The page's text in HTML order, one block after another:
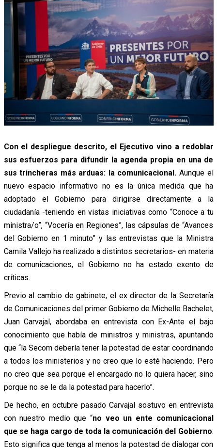
Con el despliegue descrito, el Ejecutivo vino a redoblar
sus esfuerzos para difundir la agenda propia en una de
sus trincheras más arduas: la comunicacional. Aunque el
nuevo espacio informativo no es la única medida que ha
adoptado el Gobierno para dirigirse directamente a la
ciudadanía -teniendo en vistas iniciativas como “Conoce a tu
ministra/o”, “Vocería en Regiones”, las cápsulas de “Avances
del Gobierno en 1 minuto” y las entrevistas que la Ministra
Camila Vallejo ha realizado a distintos secretarios- en materia
de comunicaciones, el Gobierno no ha estado exento de
críticas.
Previo al cambio de gabinete, el ex director de la Secretaría
de Comunicaciones del primer Gobierno de Michelle Bachelet,
Juan Carvajal, abordaba en entrevista con Ex-Ante el bajo
conocimiento que había de ministros y ministras, apuntando
que “la Secom debería tener la potestad de estar coordinando
a todos los ministerios y no creo que lo esté haciendo. Pero
no creo que sea porque el encargado no lo quiera hacer, sino
porque no se le da la potestad para hacerlo”.
De hecho, en octubre pasado Carvajal sostuvo en entrevista
con nuestro medio que “no veo un ente comunicacional
que se haga cargo de toda la comunicación del Gobierno.
Esto significa que tenga al menos la potestad de dialogar con